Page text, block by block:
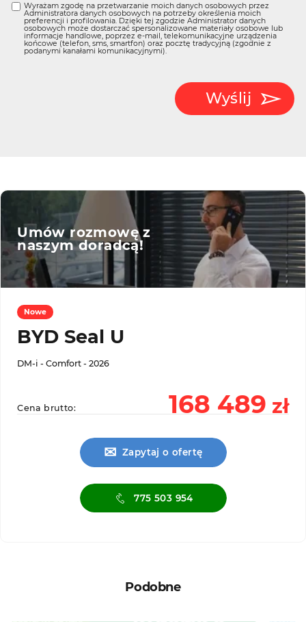
Wyrażam zgodę na przetwarzanie moich danych osobowych przez
Administratora danych osobowych na potrzeby określenia moich
preferencji i profilowania. Dzięki tej zgodzie Administrator danych
osobowych może dostarczać spersonalizowane materiały osobowe lub
informacje handlowe, poprzez e-mail, telekomunikacyjne urządzenia
końcowe (telefon, sms, smartfon) oraz pocztę tradycyjną (zgodnie z
podanymi kanałami komunikacyjnymi).
Wyślij
Umów rozmowę z
naszym doradcą!
Nowe
BYD Seal U
DM-i - Comfort - 2026
Cena brutto: 168 489 zł
✉ Zapytaj o ofertę
775 503 954
Podobne